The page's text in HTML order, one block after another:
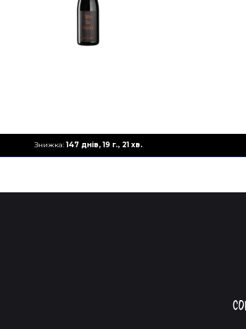
Знижка:147 днів, 19 г., 21 хв.